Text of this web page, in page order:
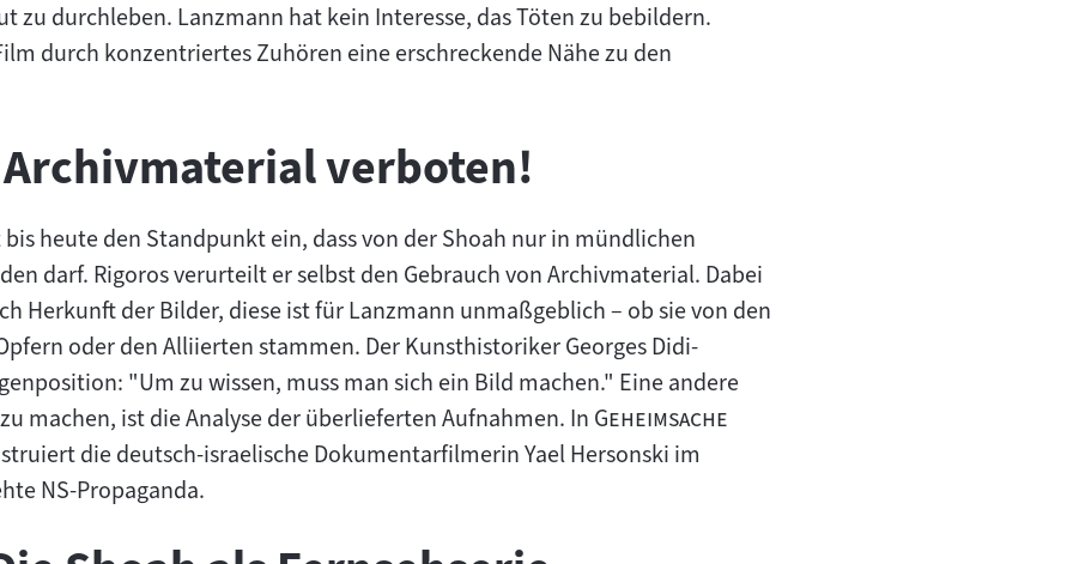
zu durchleben. Lanzmann hat kein Interesse, das Töten zu bebildern.
durch konzentriertes Zuhören eine erschreckende Nähe zu den
Archivmaterial verboten!
heute den Standpunkt ein, dass von der Shoah nur in mündlichen
darf. Rigoros verurteilt er selbst den Gebrauch von Archivmaterial. Dabei
Herkunft der Bilder, diese ist für Lanzmann unmaßgeblich – ob sie von den
oder den Alliierten stammen. Der Kunsthistoriker Georges Didi-
"Um zu wissen, muss man sich ein Bild machen." Eine andere
machen, ist die Analyse der überlieferten Aufnahmen. In "
Geheimsache
die deutsch-israelische Dokumentarfilmerin Yael Hersonski im
NS-Propaganda.